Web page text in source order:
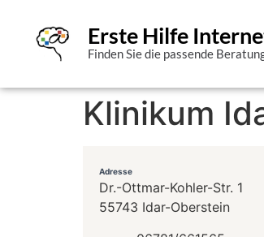
Erste Hilfe
Finden Sie die passende
Klinikum
Adresse
Dr.-Ottmar-Kohler-Str. 1
55743 Idar-Oberstein